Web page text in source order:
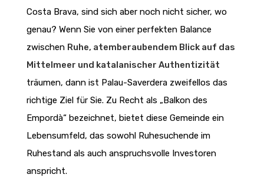
Costa Brava, sind sich aber noch nicht sicher, wo
genau? Wenn Sie von einer perfekten Balance
zwischen Ruhe, atemberaubendem Blick auf das
Mittelmeer und katalanischer Authentizität
träumen, dann ist Palau-Saverdera zweifellos das
richtige Ziel für Sie. Zu Recht als „Balkon des
Empordà“ bezeichnet, bietet diese Gemeinde ein
Lebensumfeld, das sowohl Ruhesuchende im
Ruhestand als auch anspruchsvolle Investoren
anspricht.